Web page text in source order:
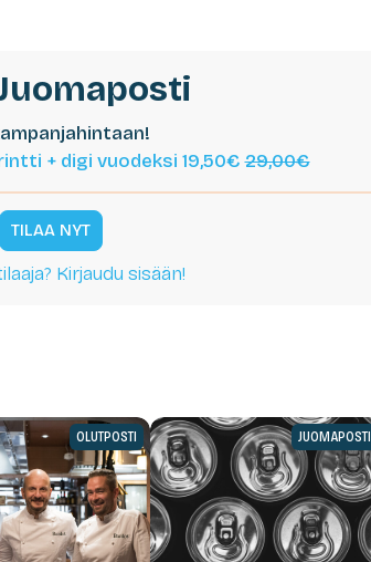
+ digi vuodeksi 19,50€29,00€
TILAA NYT
Kirjaudu sisään!
OLUTPOSTI JUOMAPOSTI